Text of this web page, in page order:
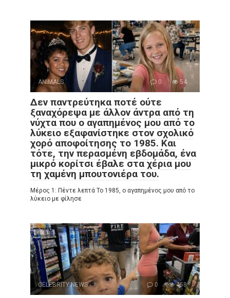
ANIMALS 0 54
Δεν παντρεύτηκα ποτέ ούτε
ξαναχόρεψα με άλλον άντρα από τη
νύχτα που ο αγαπημένος μου από το
λύκειο εξαφανίστηκε στον σχολικό
χορό αποφοίτησης το 1985. Και
τότε, την περασμένη εβδομάδα, ένα
μικρό κορίτσι έβαλε στα χέρια μου
τη χαμένη μπουτονιέρα του.
Μέρος 1: Πέντε λεπτά Το 1985, ο αγαπημένος μου από το
λύκειο με φίλησε
CELEBRITY NEWS 0 458